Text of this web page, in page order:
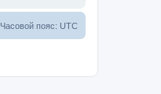
Часовой пояс: UTC